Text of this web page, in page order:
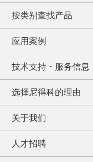
按类别查找产品
应用案例
技术支持・服务信息
选择尼得科的理由
关于我们
人才招聘